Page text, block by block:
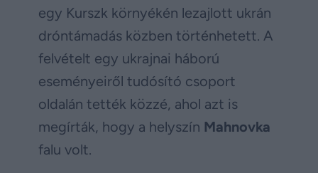
egy Kurszk környékén lezajlott ukrán
dróntámadás közben történhetett. A
felvételt egy ukrajnai háború
eseményeiről tudósító csoport
oldalán tették közzé, ahol azt is
megírták, hogy a helyszín Mahnovka
falu volt.